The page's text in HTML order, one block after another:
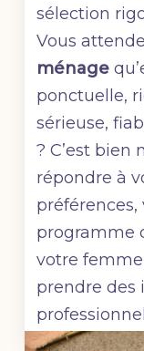
sélection
Vous
ménage
ponctuelle,
sérieuse,
? C’est bien
répondre à
préférences,
programme
votre
prendre des